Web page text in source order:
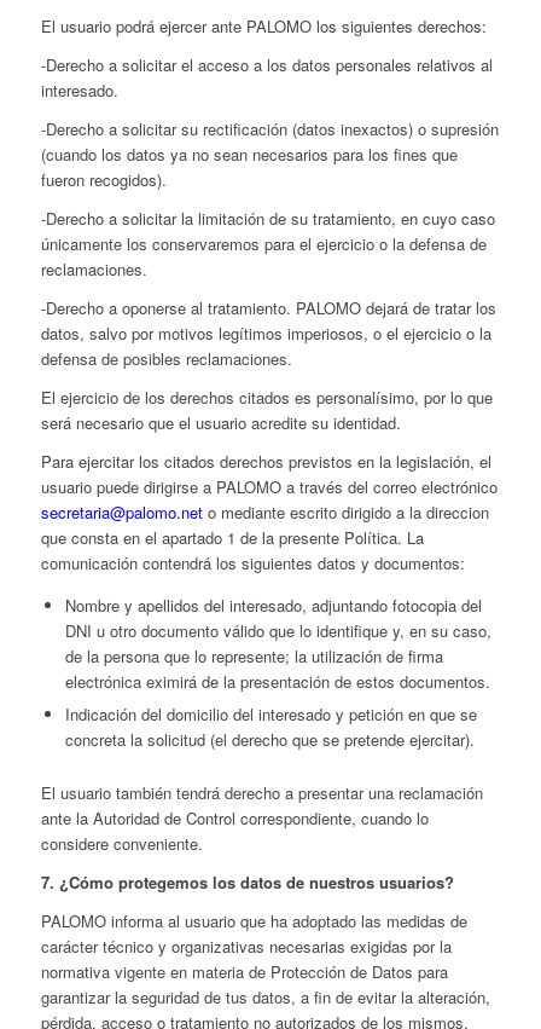
El usuario podrá ejercer ante PALOMO los siguientes derechos:
-Derecho a solicitar el acceso a los datos personales relativos al
interesado.
-Derecho a solicitar su rectificación (datos inexactos) o supresión
(cuando los datos ya no sean necesarios para los fines que
fueron recogidos).
-Derecho a solicitar la limitación de su tratamiento, en cuyo caso
únicamente los conservaremos para el ejercicio o la defensa de
reclamaciones.
-Derecho a oponerse al tratamiento. PALOMO dejará de tratar los
datos, salvo por motivos legítimos imperiosos, o el ejercicio o la
defensa de posibles reclamaciones.
El ejercicio de los derechos citados es personalísimo, por lo que
será necesario que el usuario acredite su identidad.
Para ejercitar los citados derechos previstos en la legislación, el
usuario puede dirigirse a PALOMO a través del correo electrónico
secretaria@palomo.neto mediante escrito dirigido a la direccion
que consta en el apartado 1 de la presente Política. La
comunicación contendrá los siguientes datos y documentos:
Nombre y apellidos del interesado, adjuntando fotocopia del
DNI u otro documento válido que lo identifique y, en su caso,
de la persona que lo represente; la utilización de firma
electrónica eximirá de la presentación de estos documentos.
Indicación del domicilio del interesado y petición en que se
concreta la solicitud (el derecho que se pretende ejercitar).
El usuario también tendrá derecho a presentar una reclamación
ante la Autoridad de Control correspondiente, cuando lo
considere conveniente.
7. ¿Cómo protegemos los datos de nuestros usuarios?
PALOMO informa al usuario que ha adoptado las medidas de
carácter técnico y organizativas necesarias exigidas por la
normativa vigente en materia de Protección de Datos para
garantizar la seguridad de tus datos, a fin de evitar la alteración,
pérdida, acceso o tratamiento no autorizados de los mismos.